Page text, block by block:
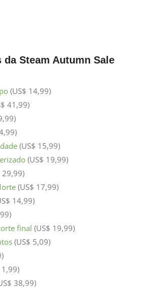
da Steam Autumn Sale
(US$ 14,99)
41,99)
(US$ 15,99)
(US$ 19,99)
29,99)
(US$ 17,99)
14,99)
final (US$ 19,99)
(US$ 5,09)
38,99)